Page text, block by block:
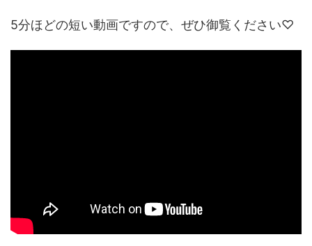
5分ほどの短い動画ですので、ぜひ御覧ください♡